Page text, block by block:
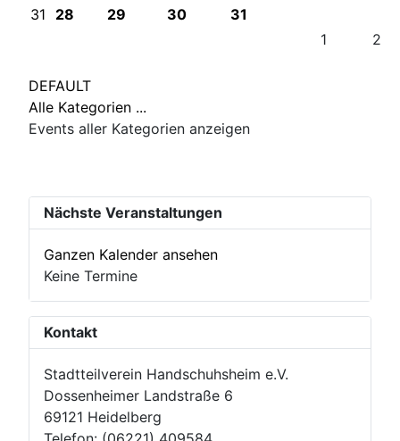
31 28 29 30
31
1
2
DEFAULT
Alle Kategorien ...
Events aller Kategorien anzeigen
Nächste Veranstaltungen
Ganzen Kalender ansehen
Keine Termine
Kontakt
Stadtteilverein Handschuhsheim e.V.
Dossenheimer Landstraße 6
69121 Heidelberg